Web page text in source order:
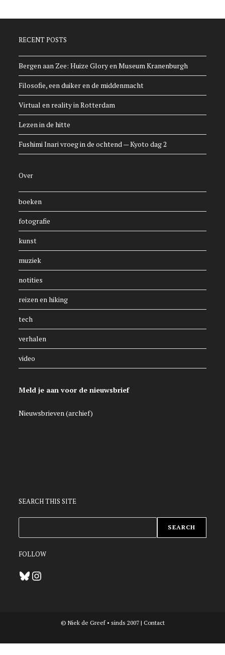
RECENT POSTS
Bergen aan Zee: Huize Glory en Museum Kranenburgh
Filosofie, een duiker en de middenmacht
Virtual en reality in Rotterdam
Lezen in de hitte
Fushimi Inari vroeg in de ochtend — Kyoto dag 2
Over
boeken
fotografie
kunst
muziek
notities
reizen en hiking
tech
verhalen
video
Meld je aan voor de nieuwsbrief
Nieuwsbrieven (archief)
SEARCH THIS SITE
SEARCH
FOLLOW
BlueskyInstagram
© Niek de Greef • sinds 2007 | Contact